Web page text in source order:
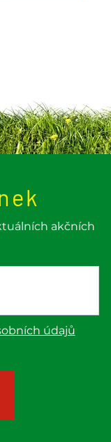
akčních
údajů